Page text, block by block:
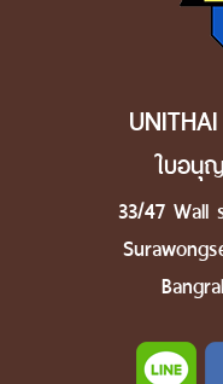
ใบอนุญ
33/47 Wall